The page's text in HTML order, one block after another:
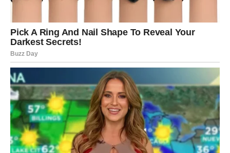
Poruka dana:Ne morate da znate sve – dovoljno je da
prepoznate šta vam donosi mir.
RAK
Ovaj dan je kao talas koji donosi smirenje, ali i duboku
emotivnu istinu, jer ste vi znak koji oseća i ono što se ne
kaže, pa vas nedelja često „pogodi“ jače nego druge. U
ljubavi, Rakovi danas mogu osetiti pojačanu potrebu za
bliskošću, za sigurnošću, za potvrdom da nisu sami u